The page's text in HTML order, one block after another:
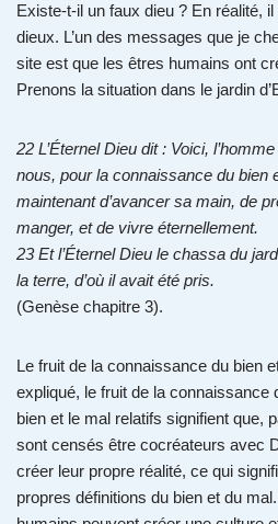
Existe-t-il un faux dieu ? En réalité,
dieux. L’un des messages que je
site est que les êtres humains ont
Prenons la situation dans le jardin
22 L’Éternel Dieu dit : Voici,
nous, pour la connaissance du bien
maintenant d’avancer sa main, de
manger, et de vivre éternellement.
23Et l’Éternel Dieu le chassa du
la terre, d’où il avait été pris.
(Genèse chapitre 3).
Le fruit de la connaissance du bien
expliqué, le fruit de la connaissance
bien et le mal relatifs signifient que,
sont censés être cocréateurs avec
créer leur propre réalité, ce qui
propres définitions du bien et du